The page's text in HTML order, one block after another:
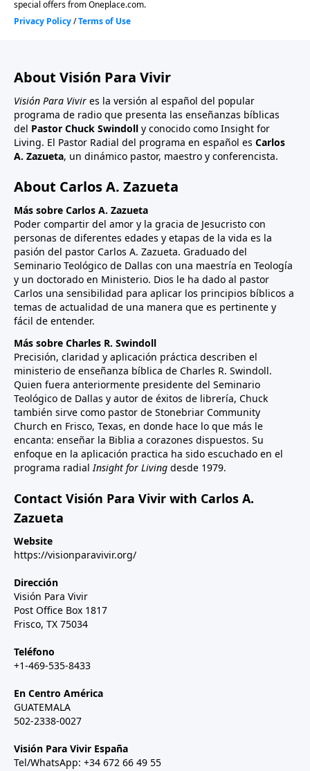
About Visión Para Vivir
Visión Para Vivir es la versión al español del popular
programa de radio que presenta las enseñanzas bíblicas
del Pastor Chuck Swindoll y conocido como Insight for
Living. El Pastor Radial del programa en español es Carlos
A. Zazueta, un dinámico pastor, maestro y conferencista.
About Carlos A. Zazueta
Más sobre Carlos A. Zazueta
Poder compartir del amor y la gracia de Jesucristo con
personas de diferentes edades y etapas de la vida es la
pasión del pastor Carlos A. Zazueta. Graduado del
Seminario Teológico de Dallas con una maestría en Teología
y un doctorado en Ministerio. Dios le ha dado al pastor
Carlos una sensibilidad para aplicar los principios bíblicos a
temas de actualidad de una manera que es pertinente y
fácil de entender.
Más sobre Charles R. Swindoll
Precisión, claridad y aplicación práctica describen el
ministerio de enseñanza bíblica de Charles R. Swindoll.
Quien fuera anteriormente presidente del Seminario
Teológico de Dallas y autor de éxitos de librería, Chuck
también sirve como pastor de Stonebriar Community
Church en Frisco, Texas, en donde hace lo que más le
encanta: enseñar la Biblia a corazones dispuestos. Su
enfoque en la aplicación practica ha sido escuchado en el
programa radialInsight for Living desde 1979.
Contact Visión Para Vivir with Carlos A.
Zazueta
Website
https://visionparavivir.org/
Dirección
Visión Para Vivir
Post Office Box 1817
Frisco, TX 75034
Teléfono
+1-469-535-8433
En Centro América
GUATEMALA
502-2338-0027
Visión Para Vivir España
Tel/WhatsApp: +34 672 66 49 55